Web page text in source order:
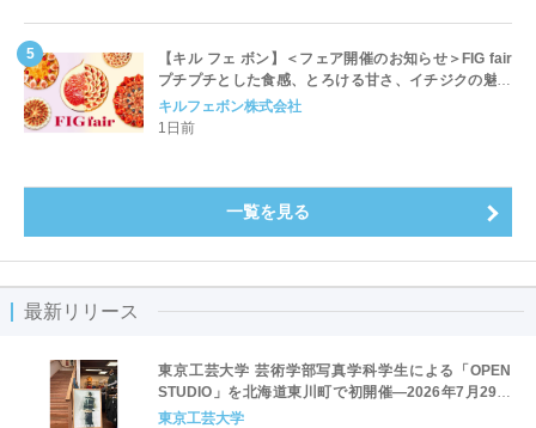
【キル フェ ボン】＜フェア開催のお知らせ＞FIG fair
プチプチとした食感、とろける甘さ、イチジクの魅力
をたっぷりと。新作を含め、イチジク尽くしの全4種が
登場8月20日（木）スタート
キルフェボン株式会社
1日前
一覧を見る
最新リリース
東京工芸大学 芸術学部写真学科学生による「OPEN
STUDIO」を北海道東川町で初開催―2026年7月29日
（水）から8月23日（日）―
東京工芸大学